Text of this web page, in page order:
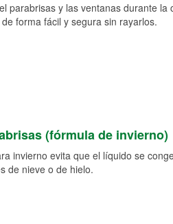
parabrisas y las ventanas durante
forma fácil y segura sin rayarlos.
(fórmula de invierno)
invierno evita que el líquido se
de nieve o de hielo.